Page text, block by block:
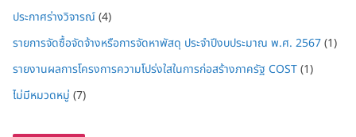
ประกาศร่างวิจารณ์(4)
รายการจัดซื้อจัดจ้างหรือการจัดหาพัสดุ ประจำปีงบประมาณ พ.ศ. 2567(1)
รายงานผลการโครงการความโปร่งใสในการก่อสร้างภาครัฐ COST(1)
ไม่มีหมวดหมู่ (7)